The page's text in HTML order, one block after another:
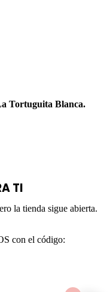
Tortuguita Blanca.
TI
la tienda sigue abierta.
con el código: